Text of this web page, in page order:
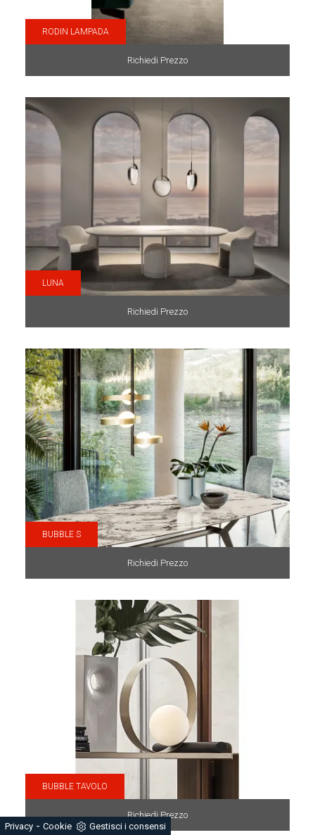
RODIN LAMPADA
Richiedi Prezzo
LUNA
Richiedi Prezzo
BUBBLE S
Richiedi Prezzo
BUBBLE TAVOLO
Richiedi Prezzo
Privacy - Cookie Gestisci i consensi